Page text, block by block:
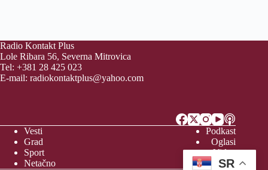
Radio Kontakt Plus
Lole Ribara 56, Severna Mitrovica
Tel: +381 28 425 023
E-mail: radiokontaktplus@yahoo.com
Vesti
Grad
Sport
Netačno
Podkast
Oglasi
Video
Vreme
SR